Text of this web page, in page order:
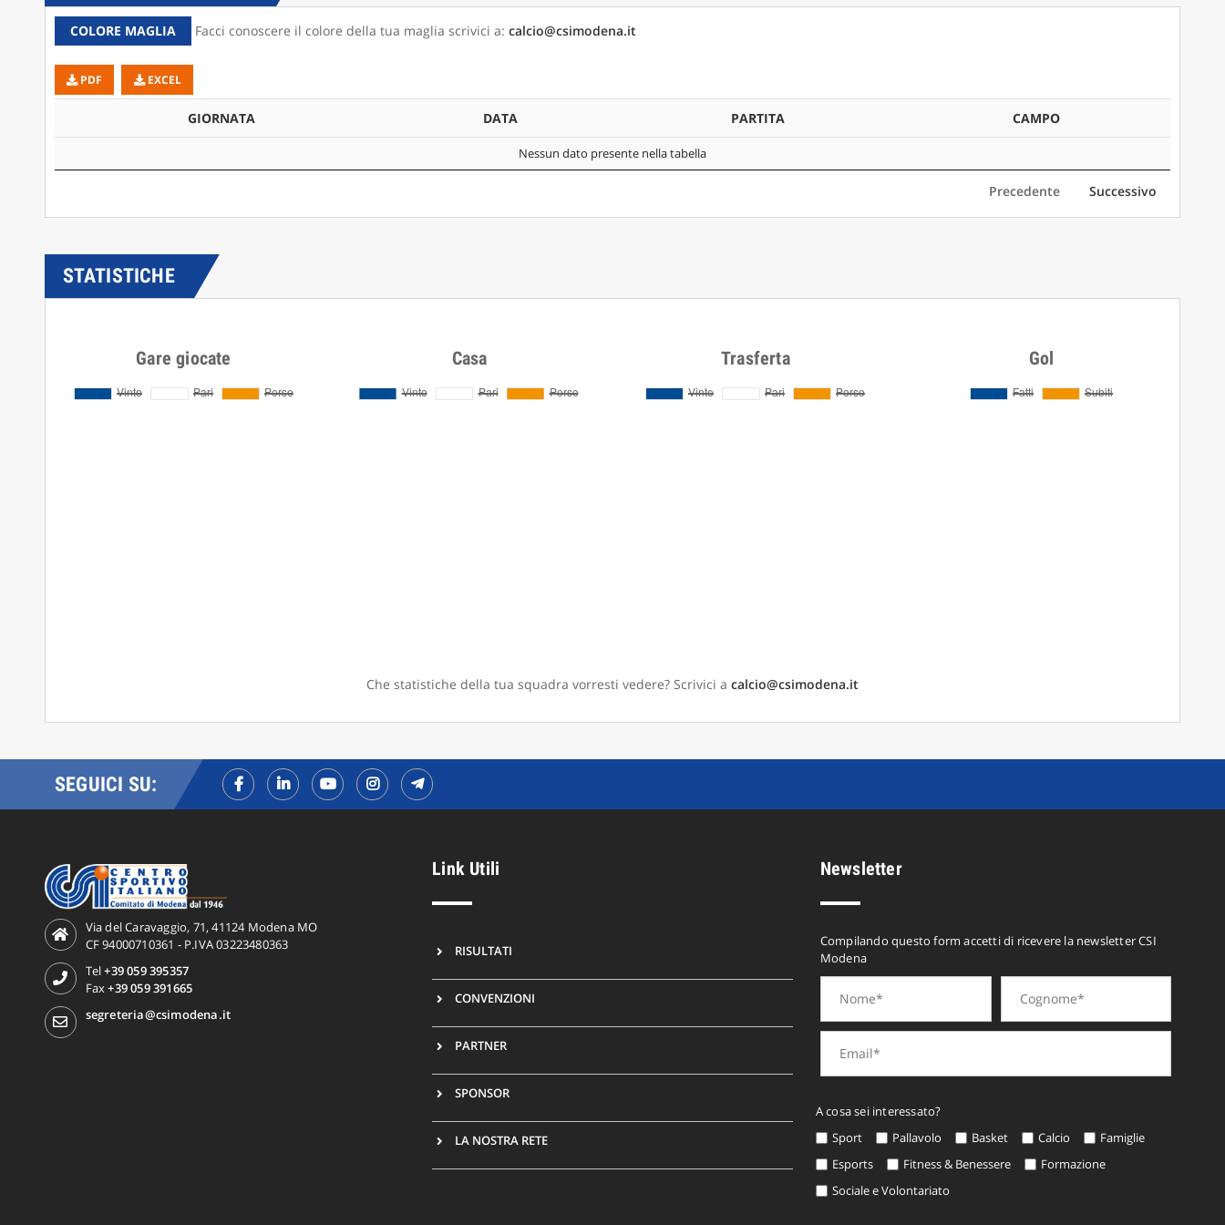
COLORE MAGLIA Facci conoscere il colore della tua maglia scrivici a: calcio@csimodena.it
PDF EXCEL
GIORNATA DATA PARTITA CAMPO
Nessun dato presente nella tabella
Precedente Successivo
STATISTICHE
Gare giocate Casa Trasferta Gol
Che statistiche della tua squadra vorresti vedere? Scrivici a calcio@csimodena.it
SEGUICI SU:
Via del Caravaggio, 71, 41124 Modena MO
CF 94000710361 - P.IVA 03223480363
Tel+39 059 395357
Fax+39 059 391665
segreteria@csimodena.it
Link Utili
RISULTATI
CONVENZIONI
PARTNER
SPONSOR
LA NOSTRA RETE
Newsletter
Compilando questo form accetti di ricevere la newsletter CSI
Modena
A cosa sei interessato?
Sport
Pallavolo Basket Calcio
Famiglie
Esports
Fitness & Benessere
Formazione
Sociale e Volontariato